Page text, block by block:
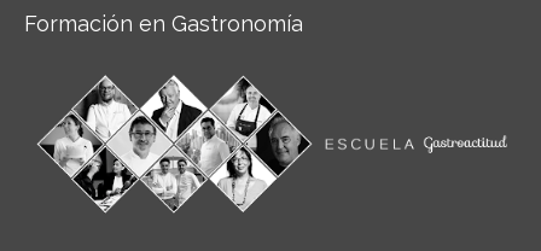
Formación en Gastronomía